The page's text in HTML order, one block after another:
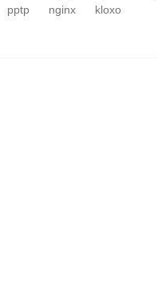
pptp
nginx kloxo